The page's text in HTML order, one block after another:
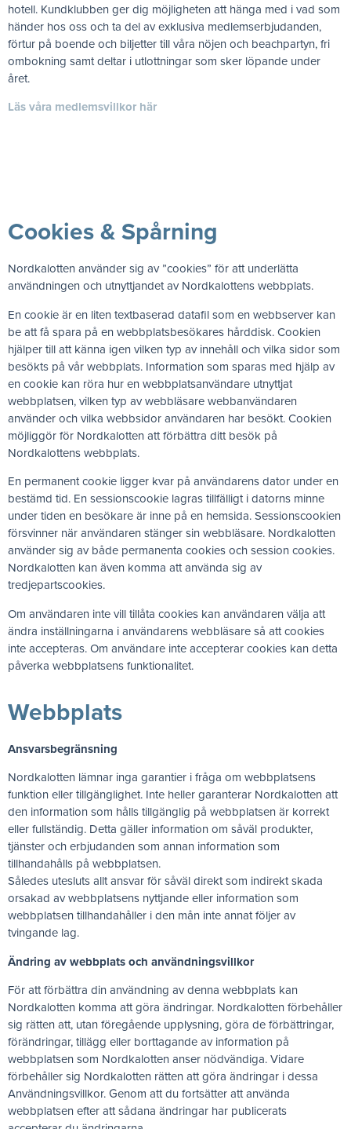
hotell. Kundklubben ger dig möjligheten att hänga med i vad som
händer hos oss och ta del av exklusiva medlemserbjudanden,
förtur på boende och biljetter till våra nöjen och beachpartyn, fri
ombokning samt deltar i utlottningar som sker löpande under
året.
Läs våra medlemsvillkor här
Cookies & Spårning
Nordkalotten använder sig av ”cookies” för att underlätta
användningen och utnyttjandet av Nordkalottens webbplats.
En cookie är en liten textbaserad datafil som en webbserver kan
be att få spara på en webbplatsbesökares hårddisk. Cookien
hjälper till att känna igen vilken typ av innehåll och vilka sidor som
besökts på vår webbplats. Information som sparas med hjälp av
en cookie kan röra hur en webbplatsanvändare utnyttjat
webbplatsen, vilken typ av webbläsare webbanvändaren
använder och vilka webbsidor användaren har besökt. Cookien
möjliggör för Nordkalotten att förbättra ditt besök på
Nordkalottens webbplats.
En permanent cookie ligger kvar på användarens dator under en
bestämd tid. En sessionscookie lagras tillfälligt i datorns minne
under tiden en besökare är inne på en hemsida. Sessionscookien
försvinner när användaren stänger sin webbläsare. Nordkalotten
använder sig av både permanenta cookies och session cookies.
Nordkalotten kan även komma att använda sig av
tredjepartscookies.
Om användaren inte vill tillåta cookies kan användaren välja att
ändra inställningarna i användarens webbläsare så att cookies
inte accepteras. Om användare inte accepterar cookies kan detta
påverka webbplatsens funktionalitet.
Webbplats
Ansvarsbegränsning
Nordkalotten lämnar inga garantier i fråga om webbplatsens
funktion eller tillgänglighet. Inte heller garanterar Nordkalotten att
den information som hålls tillgänglig på webbplatsen är korrekt
eller fullständig. Detta gäller information om såväl produkter,
tjänster och erbjudanden som annan information som
tillhandahålls på webbplatsen.
Således utesluts allt ansvar för såväl direkt som indirekt skada
orsakad av webbplatsens nyttjande eller information som
webbplatsen tillhandahåller i den mån inte annat följer av
tvingande lag.
Ändring av webbplats och användningsvillkor
För att förbättra din användning av denna webbplats kan
Nordkalotten komma att göra ändringar. Nordkalotten förbehåller
sig rätten att, utan föregående upplysning, göra de förbättringar,
förändringar, tillägg eller borttagande av information på
webbplatsen som Nordkalotten anser nödvändiga. Vidare
förbehåller sig Nordkalotten rätten att göra ändringar i dessa
Användningsvillkor. Genom att du fortsätter att använda
webbplatsen efter att sådana ändringar har publicerats